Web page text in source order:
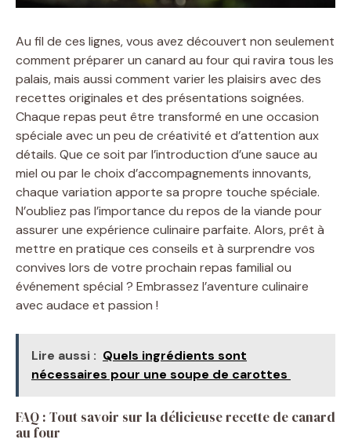
Au fil de ces lignes, vous avez découvert non seulement
comment préparer un canard au four qui ravira tous les
palais, mais aussi comment varier les plaisirs avec des
recettes originales et des présentations soignées.
Chaque repas peut être transformé en une occasion
spéciale avec un peu de créativité et d’attention aux
détails. Que ce soit par l’introduction d’une sauce au
miel ou par le choix d’accompagnements innovants,
chaque variation apporte sa propre touche spéciale.
N’oubliez pas l’importance du repos de la viande pour
assurer une expérience culinaire parfaite. Alors, prêt à
mettre en pratique ces conseils et à surprendre vos
convives lors de votre prochain repas familial ou
événement spécial ? Embrassez l’aventure culinaire
avec audace et passion !
Lire aussi : Quels ingrédients sont
nécessaires pour une soupe de carottes ​
FAQ : Tout savoir sur la délicieuse recette de canard
au four